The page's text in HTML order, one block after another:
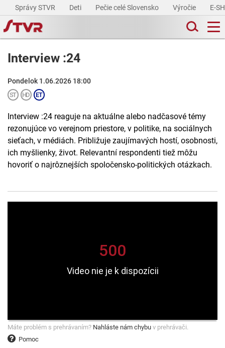
Správy STVR Deti Pečie celé Slovensko Výročie E-
Interview :24
Pondelok 1.06.2026 18:00
Interview :24 reaguje na aktuálne alebo nadčasové témy
rezonujúce vo verejnom priestore, v politike, na sociálnych
sieťach, v médiách. Približuje zaujímavých hostí, osobnosti,
ich myšlienky, život. Relevantní respondenti tiež môžu
hovoriť o najrôznejších spoločensko-politických otázkach.
Pomoc
Máte problém s prehrávaním? Nahláste nám chybu v prehrávači.